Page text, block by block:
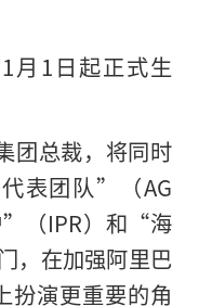
月1日起正式生
团总裁，将同时
表团队”（AG
”（IPR）和“海
，在加强阿里巴
扮演更重要的角